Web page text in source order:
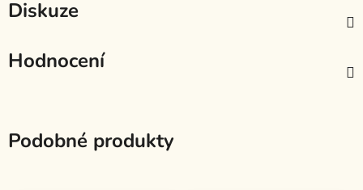
Diskuze
Hodnocení
Podobné produkty